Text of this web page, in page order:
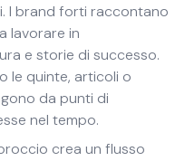
I brand forti raccontano
lavorare in
e storie di successo.
le quinte, articoli o
da punti di
nel tempo.
crea un flusso